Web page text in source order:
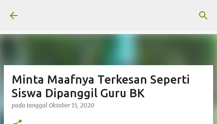
Minta Maafnya Terkesan Seperti
Siswa Dipanggil Guru BK
pada tanggal Oktober 15, 2020